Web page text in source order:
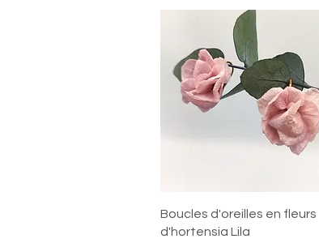
Aperçu rapide
Boucles d'oreilles en fleurs
d'hortensia Lila